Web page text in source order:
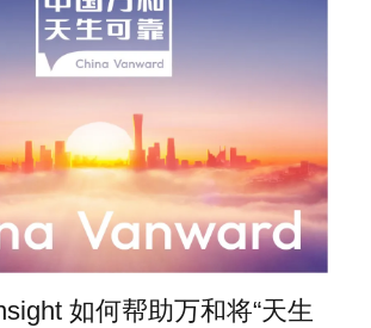
如何帮助万和将“天生